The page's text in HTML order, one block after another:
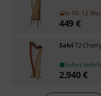
In 10–13
449 €
Salvi T2
Sofort
2.940€